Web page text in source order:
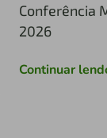
Conferência
2026
Continuar